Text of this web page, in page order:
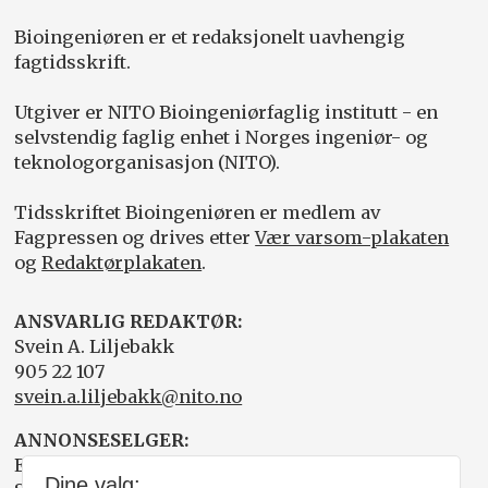
Bioingeniøren er et redaksjonelt uavhengig
fagtidsskrift.
Utgiver er NITO Bioingeniørfaglig institutt - en
selvstendig faglig enhet i Norges ingeniør- og
teknologorganisasjon (NITO).
Tidsskriftet Bioingeniøren er medlem av
Fagpressen og drives etterVær varsom-plakaten
ogRedaktørplakaten.
ANSVARLIG REDAKTØR:
Svein A. Liljebakk
905 22 107
svein.a.liljebakk@nito.no
ANNONSESELGER:
Elisabeth R. Wåde